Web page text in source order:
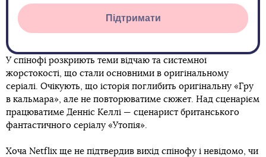
Підтримати
У спінофі розкриють теми відчаю та системної
жорстокості, що стали основними в оригінальному
серіалі. Очікують, що історія поглибить оригінальну «Гру
в кальмара», але не повторюватиме сюжет. Над сценарієм
працюватиме Денніс Келлі — сценарист британського
фантастичного серіалу «Утопія».
Хоча Netflix ще не підтвердив вихід спінофу і невідомо, чи